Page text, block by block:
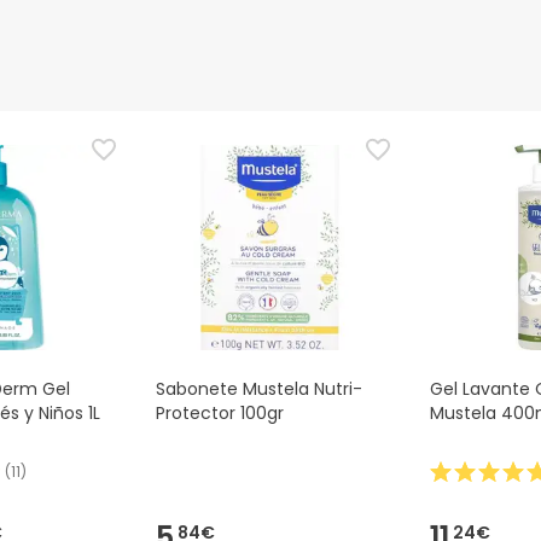
para este produto, mas estamos a trabalhar nisso.
disso, se desejares, também podes devolver o produto
Gel
y Niños 1L
(11)
Sabonete Mustela Nutri-
Protector 100gr
84€
Gel Lavante
Mustela
24€